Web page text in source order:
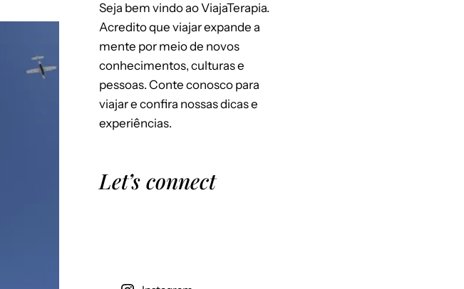
Seja bem vindo ao ViajaTerapia.
Acredito que viajar expande a
mente por meio de novos
conhecimentos, culturas e
pessoas. Conte conosco para
viajar e confira nossas dicas e
experiências.
Let’s connect